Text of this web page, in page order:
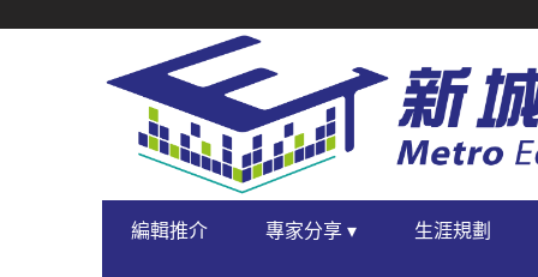
NAVIGATION
PRIMARY
NAVIGATION
編輯推介 專家分享 ▾ 生涯規劃